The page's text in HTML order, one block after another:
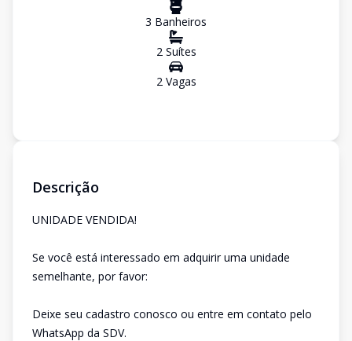
3 Banheiros
2Suítes
2Vagas
Descrição
UNIDADE VENDIDA!
Se você está interessado em adquirir uma unidade
semelhante, por favor:
Deixe seu cadastro conosco ou entre em contato pelo
WhatsApp da SDV.